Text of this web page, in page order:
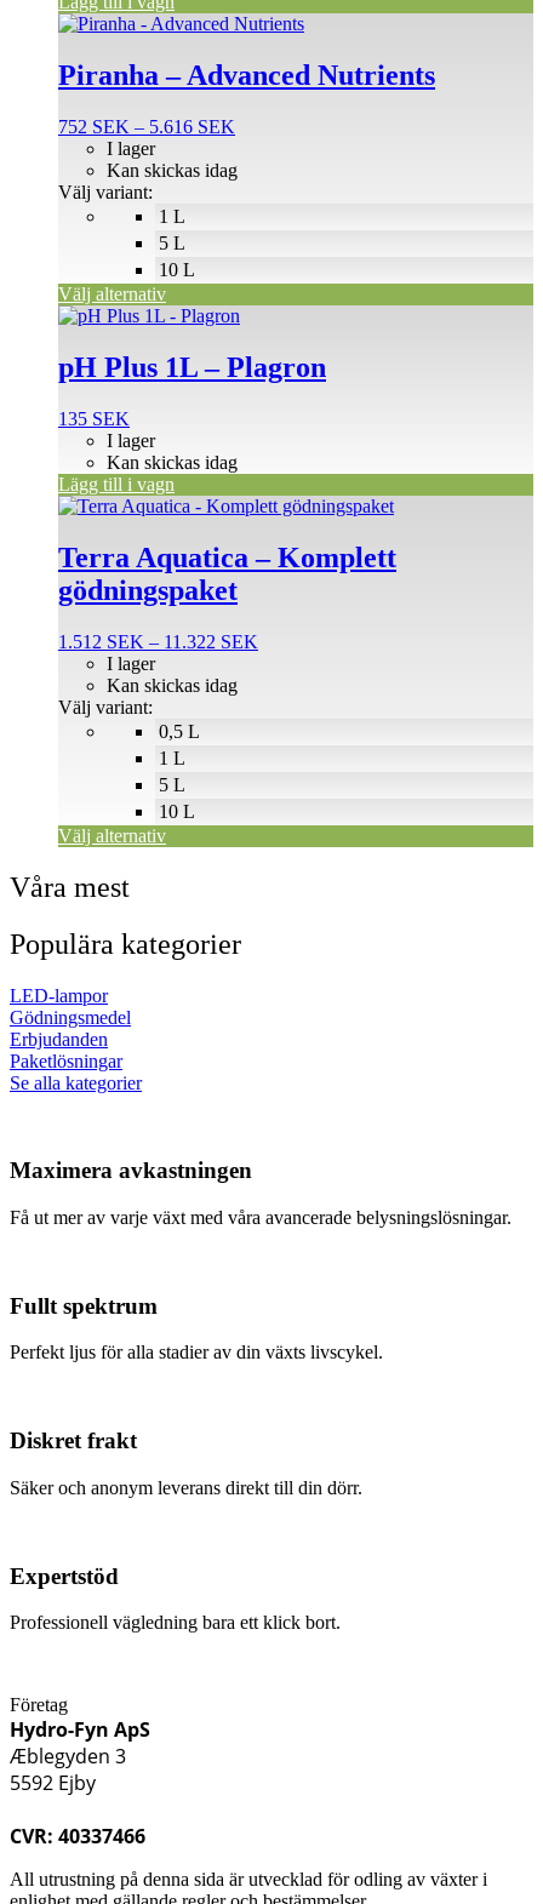
Piranha – Advanced Nutrients
752 SEK – 5.616 SEK
till
1 L
5 L
10 L
I lager
Kan skickas idag
Välj variant:
Välj alternativ
Den
produkten
har
varianter.
olika
alternativen
produktsidan
pH Plus 1L – Plagron
135 SEK
I lager
Kan skickas idag
Lägg till i vagn
Terra Aquatica – Komplett
gödningspaket
1.512 SEK – 11.322 SEK
0,5 L
1 L
5 L
10 L
I lager
Kan skickas idag
Välj variant:
Välj alternativ
Den
produkten
har
flera
De
olika
alternativen
kan
väljas
produktsidan
Våra mest
Populära kategorier
LED-lampor
Gödningsmedel
Erbjudanden
Paketlösningar
Se alla kategorier
Maximera avkastningen
Få ut mer av varje växt med våra avancerade belysningslösningar.
Fullt spektrum
Perfekt ljus för alla stadier av din växts livscykel.
Diskret frakt
Säker och anonym leverans direkt till din dörr.
Expertstöd
Professionell vägledning bara ett klick bort.
Företag
Hydro-Fyn ApS
Æblegyden 3
5592 Ejby
CVR: 40337466
All utrustning på denna sida är utvecklad för odling av växter i